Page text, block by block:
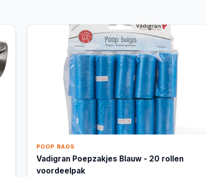
POOP BAGS
Vadigran Poepzakjes Blauw - 20 rollen
voordeelpak